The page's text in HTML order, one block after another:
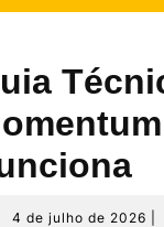
4 de julho de 2026